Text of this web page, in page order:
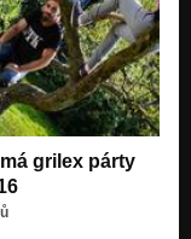
grilex párty